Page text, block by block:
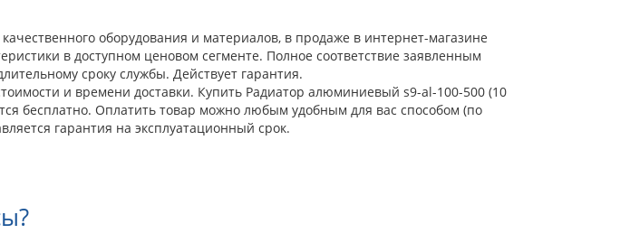
оборудования и материалов, в продаже в интернет-магазине
в доступном ценовом сегменте. Полное соответствие заявленным
сроку службы. Действует гарантия.
и времени доставки. Купить Радиатор алюминиевый s9-al-100-500 (10
бесплатно. Оплатить товар можно любым удобным для вас способом (по
гарантия на эксплуатационный срок.